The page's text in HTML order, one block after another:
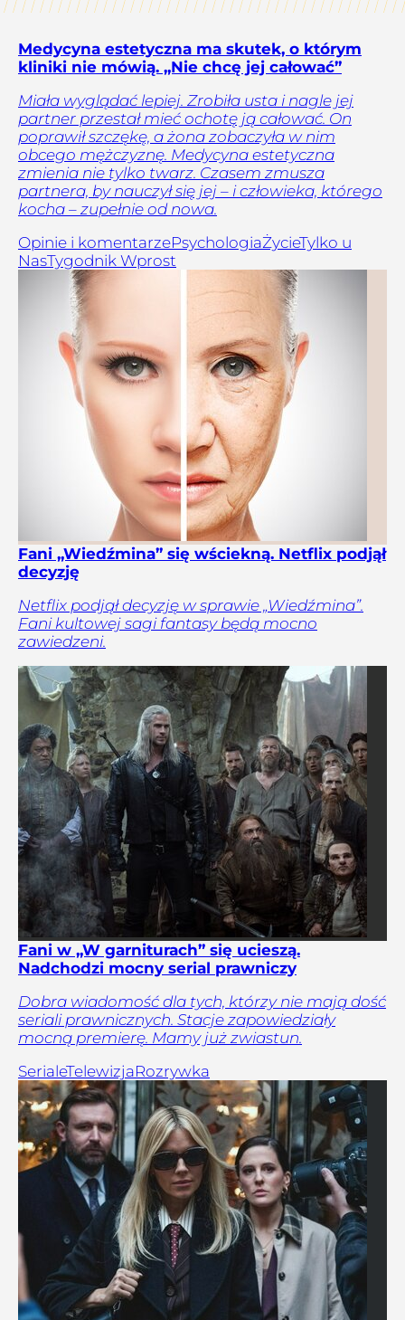
Medycyna estetyczna ma skutek, o którym
kliniki nie mówią. „Nie chcę jej całować”
Miała wyglądać lepiej. Zrobiła usta i nagle jej
partner przestał mieć ochotę ją całować. On
poprawił szczękę, a żona zobaczyła w nim
obcego mężczyznę. Medycyna estetyczna
zmienia nie tylko twarz. Czasem zmusza
partnera, by nauczył się jej – i człowieka, którego
kocha – zupełnie od nowa.
Opinie i komentarzePsychologiaŻycieTylko u
NasTygodnik Wprost
Fani „Wiedźmina” się wściekną. Netflix podjął
decyzję
Netflix podjął decyzję w sprawie „Wiedźmina”.
Fani kultowej sagi fantasy będą mocno
zawiedzeni.
Fani w „W garniturach” się ucieszą.
Nadchodzi mocny serial prawniczy
Dobra wiadomość dla tych, którzy nie mają dość
seriali prawnicznych. Stacje zapowiedziały
mocną premierę. Mamy już zwiastun.
SerialeTelewizjaRozrywka